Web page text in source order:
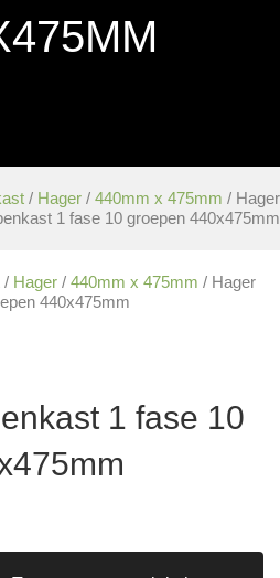
/ Hager / 440mm x 475mm / Hager
1 fase 10 groepen 440x475mm
/ Hager / 440mm x 475mm / Hager
440x475mm
1 fase 10